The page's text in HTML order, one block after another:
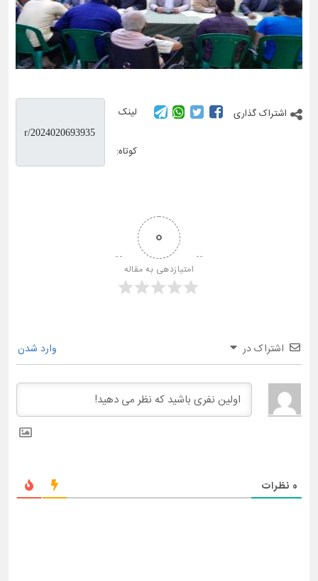
اشتراک گذاری لینک
کوتاه:
0
امتیازدهی به مقاله
اشتراک در وارد شدن
0 نظرات